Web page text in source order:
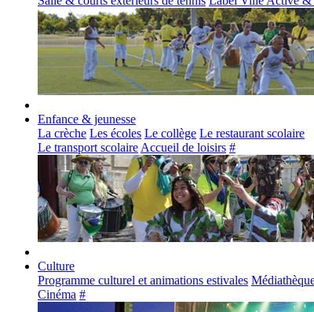
Enfance & jeunesse
La crèche Les écoles Le collège Le restaurant scolaire
Le transport scolaire Accueil de loisirs #
Culture
Programme culturel et animations estivales
Cinéma #